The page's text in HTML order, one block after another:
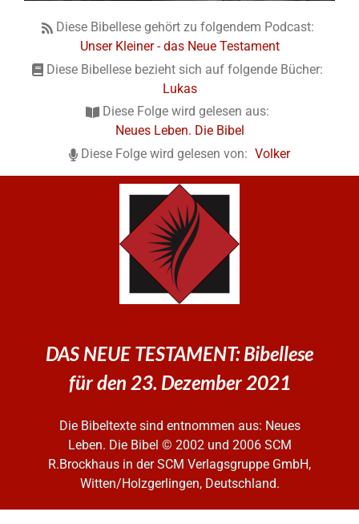
Diese Bibellese gehört zu folgendem Podcast:
Unser Kleiner - das Neue Testament
Diese Bibellese bezieht sich auf folgende Bücher:
Lukas
Diese Folge wird gelesen aus:
Neues Leben. Die Bibel
Diese Folge wird gelesen von: Volker
DAS NEUE TESTAMENT: Bibellese
für den 23. Dezember 2021
Die Bibeltexte sind entnommen aus: Neues
Leben. Die Bibel © 2002 und 2006 SCM
R.Brockhaus in der SCM Verlagsgruppe GmbH,
Witten/Holzgerlingen, Deutschland.